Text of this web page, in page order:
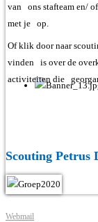
van ons stafteam en/
met je op.
Of klik door naar
vinden is over de
activiteiten die
Scouting Petrus
Webmail